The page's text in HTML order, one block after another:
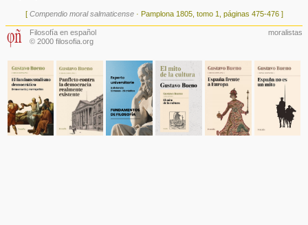
[ Compendio moral salmaticense· Pamplona 1805, tomo 1, páginas 475-476 ]
Filosofía en español
© 2000 filosofia.org
moralistas